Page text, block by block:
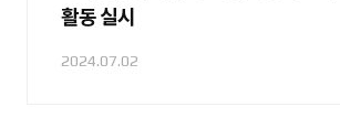
활동 실시
2024.07.02